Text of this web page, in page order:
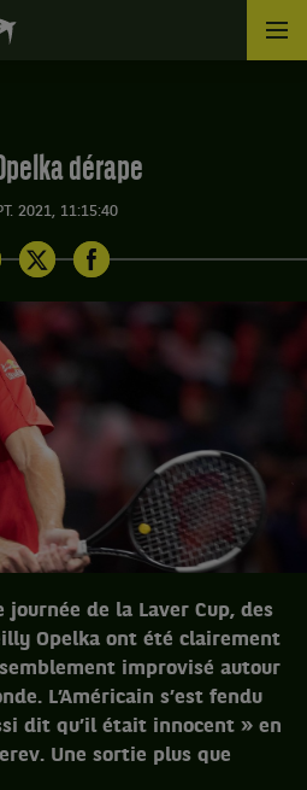
dérape
2021, 11:15:40
journée de la Laver Cup, des
Opelka ont été clairement
improvisé autour
L’Américain s’est fendu
dit qu’il était innocent » en
Une sortie plus que